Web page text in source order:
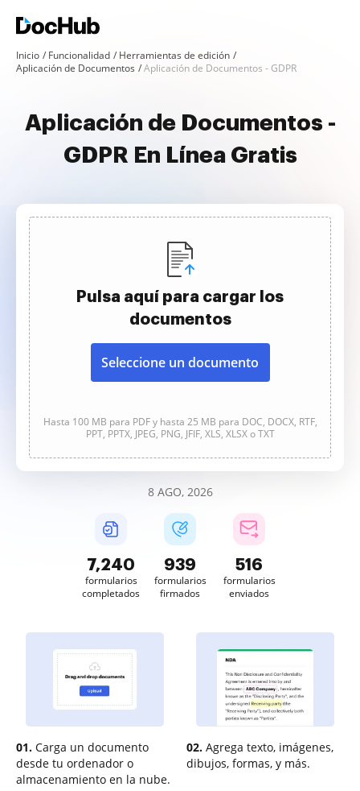
Inicio Funcionalidad
Herramientas de edición
Aplicación de Documentos
Aplicación de Documentos - GDPR
Aplicación de Documentos -
GDPR En Línea Gratis
Pulsa aquí para cargar los
documentos
Seleccione un documento
Hasta 100 MB para PDF y hasta 25 MB para DOC, DOCX, RTF,
PPT, PPTX, JPEG, PNG, JFIF, XLS, XLSX o TXT
8 AGO, 2026
7,240
formularios
completados
939
formularios
firmados
516
formularios
enviados
01. Carga un documento
desde tu ordenador o
almacenamiento en la nube.
02. Agrega texto, imágenes,
dibujos, formas, y más.